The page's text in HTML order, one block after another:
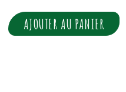
AJOUTER AU PANIER